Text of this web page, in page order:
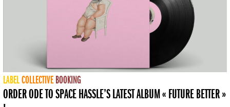
LABELCOLLECTIVE BOOKING
ORDER ODE TO SPACE HASSLE’S LATEST ALBUM « FUTURE BETTER »